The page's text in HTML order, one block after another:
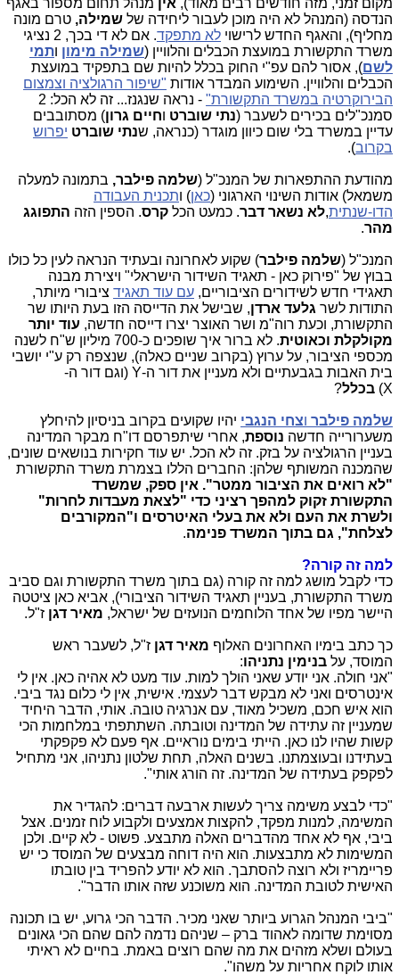
מקום זמני, מזה חודשים רבים מאוד), אין
מנהל תחום מספור באגף
הנדסה (המנהל לא היה מוכן לעבור ליחידה של שמילה, טרם מונה
מחליף), והאגף החדש לרישוי לא מתפקד
. אם לא די בכך, 2 נציגי
משרד התקשורת במועצת הכבלים והלוויין (שמילה מימוןו תמי
לשם), אסור להם עפ"י החוק בכלל להיות שם בתפקיד במועצת
הכבלים והלוויין. השימוע המבדר אודות "שיפור הרגולציה וצמצום
הבירוקרטיה במשרד התקשורת"
- נראה שנגנז... זה לא הכל: 2
סמנכ"לים בכירים לשעבר (נתי שוברטו חיים גרון) מסתובבים
עדיין במשרד בלי שום כיוון מוגדר (כנראה, שנתי שוברט יפרוש
בקרוב).
מהודעת ההתפארות של המנכ"ל (שלמה פילבר, בתמונה למעלה
משמאל) אודות השינוי הארגוני (כאן) ו תכנית העבודה
הדו-שנתית,לא נשאר דבר. כמעט הכל קרס. הספין הזה התפוגג
מהר.
המנכ"ל (שלמה פילבר) שקוע לאחרונה ובעתיד הנראה לעין כל כולו
בבוץ של "פירוק כאן - תאגיד השידור הישראלי" ויצירת מבנה
תאגידי חדש לשידורים הציבוריים, עם עוד תאגידציבורי מיותר,
התודות לשר גלעד ארדן, שבישל את הדייסה הזו בעת היותו שר
התקשורת, וכעת רוה"מ ושר האוצר יצרו דייסה חדשה, עוד יותר
מקולקלת וכאוטית
. לא ברור איך שופכים כ-700 מיליון ש"ח לשנה
מכספי הציבור, על ערוץ (בקרוב שניים כאלה), שנצפה רק ע"י יושבי
בית האבות בגבעתיים ולא מעניין את דור ה-Y (וגם דור ה-
X)
בכלל?
שלמה פילברו צחי הנגבייהיו שקועים בקרוב בניסיון להיחלץ
משערורייה חדשה נוספת, אחרי שיתפרסם דו"ח מבקר המדינה
בעניין הרגולציה על בזק. זה לא הכל. יש עוד חקירות בנושאים שונים,
שהמכנה המשותף שלהן: החברים הללו בצמרת משרד התקשורת
"לא רואים את הציבור ממטר". אין ספק, שמשרד
התקשורת זקוק למהפך רציני כדי "לצאת מעבדות לחרות"
ולשרת את העם ולא את בעלי האיטרסים ו"המקורבים
לצלחת", גם בתוך המשרד פנימה.
למה זה קורה?
כדי לקבל מושג למה זה קורה (גם בתוך משרד התקשורת וגם סביב
משרד התקשורת, בעניין תאגיד השידור הציבורי), אביא כאן ציטטה
היישר מפיו של אחד הלוחמים הנועזים של ישראל, מאיר דגןז"ל.
כך כתב בימיו האחרונים האלוף מאיר דגן ז"ל, לשעבר ראש
המוסד, על בנימין נתניהו:
"אני חולה. אני יודע שאני הולך למות. עוד מעט לא אהיה כאן. אין לי
אינטרסים ואני לא מבקש דבר לעצמי. אישית, אין לי כלום נגד ביבי.
הוא איש חכם, משכיל מאוד, עם אנרגיה טובה. אותי, הדבר היחיד
שמעניין זה עתידה של המדינה וטובתה. השתתפתי במלחמות הכי
קשות שהיו לנו כאן. הייתי בימים נוראיים. אף פעם לא פקפקתי
בעתידנו ובעוצמתנו. בשנים האלה, תחת שלטון נתניהו, אני מתחיל
לפקפק בעתידה של המדינה. זה הורג אותי".
"כדי לבצע משימה צריך לעשות ארבעה דברים: להגדיר את
המשימה, למנות מפקד, להקצות אמצעים ולקבוע לוח זמנים. אצל
ביבי, אף לא אחד מהדברים האלה מתבצע. פשוט - לא קיים. ולכן
המשימות לא מתבצעות. הוא היה דוחה מבצעים של המוסד כי יש
פריימריז ולא רוצה להסתבך. הוא לא יודע להפריד בין טובתו
האישית לטובת המדינה. הוא משוכנע שזה אותו הדבר".
"ביבי המנהל הגרוע ביותר שאני מכיר. הדבר הכי גרוע, יש בו תכונה
מסוימת שדומה לאהוד ברק – שניהם נדמה להם שהם הכי גאונים
בעולם ושלא מזהים את מה שהם רוצים באמת. בחיים לא ראיתי
אותו לוקח אחריות על משהו".